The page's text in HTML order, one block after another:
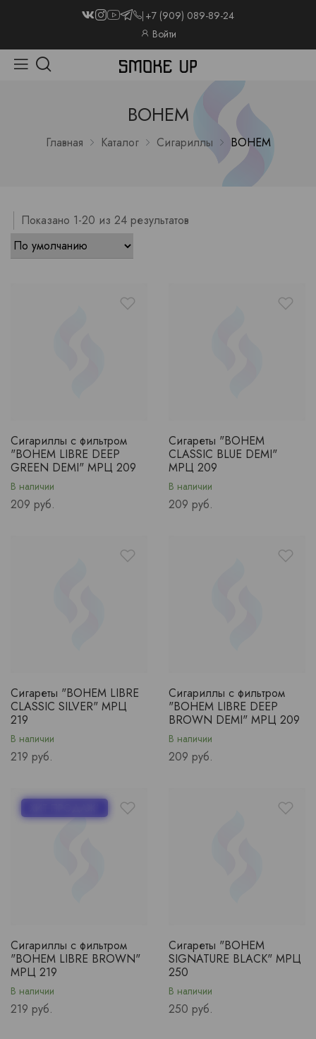
+7 (909) 089-89-24
Войти
BOHEM
Главная Каталог Сигариллы BOHEM
Показано 1-20 из 24 результатов
Сигариллы с фильтром
"BOHEM LIBRE DEEP
GREEN DEMI" МРЦ 209
В наличии
Price
209 руб.
Сигареты "BOHEM
CLASSIC BLUE DEMI"
МРЦ 209
В наличии
Price
209 руб.
Сигареты "BOHEM LIBRE
CLASSIC SILVER" МРЦ
219
В наличии
Price
219 руб.
Сигариллы с фильтром
"BOHEM LIBRE DEEP
BROWN DEMI" МРЦ 209
В наличии
Price
209 руб.
Сигариллы с фильтром
"BOHEM LIBRE BROWN"
МРЦ 219
В наличии
Price
219 руб.
Сигареты "BOHEM
SIGNATURE BLACK" МРЦ
250
В наличии
Price
250 руб.